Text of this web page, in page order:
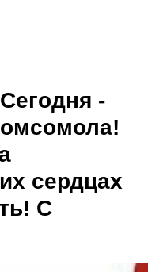
-
сердцах
С